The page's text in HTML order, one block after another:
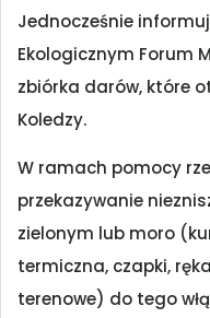
Jednocześnie
Ekologicznym Forum
zbiórka darów, które
Koledzy.
W ramach pomocy
przekazywanie
zielonym lub moro
termiczna, czapki,
terenowe) do tego